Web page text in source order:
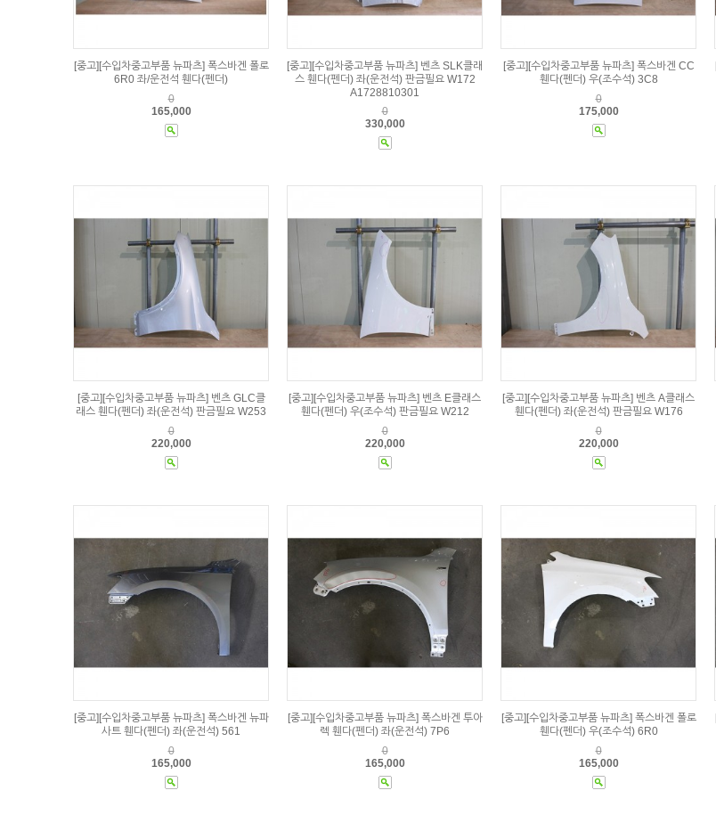
[중고][수입차중고부품 뉴파츠] 폭스바겐 폴로
6R0 좌/운전석 휀다(펜더)
0
165,000
[중고][수입차중고부품 뉴파츠] 벤츠 SLK클래
스 휀다(펜더) 좌(운전석) 판금필요 W172
A1728810301
0
330,000
[중고][수입차중고부품 뉴파츠] 폭스바겐 CC
휀다(펜더) 우(조수석) 3C8
0
175,000
[중고][수입차중고부품 뉴파츠] 벤츠 GLC클
래스 휀다(펜더) 좌(운전석) 판금필요 W253
0
220,000
[중고][수입차중고부품 뉴파츠] 벤츠 E클래스
휀다(펜더) 우(조수석) 판금필요 W212
0
220,000
[중고][수입차중고부품 뉴파츠] 벤츠 A클래스
휀다(펜더) 좌(운전석) 판금필요 W176
0
220,000
[중고][수입차중고부품 뉴파츠] 폭스바겐 뉴파
사트 휀다(펜더) 좌(운전석) 561
0
165,000
[중고][수입차중고부품 뉴파츠] 폭스바겐 투아
렉 휀다(펜더) 좌(운전석) 7P6
0
165,000
[중고][수입차중고부품 뉴파츠] 폭스바겐 폴로
휀다(펜더) 우(조수석) 6R0
0
165,000